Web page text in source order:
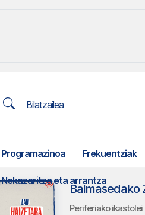
Bilatzailea
Programazinoa Frekuentziak
Nekazaritza eta arrantza
Balmasedako
Periferiako